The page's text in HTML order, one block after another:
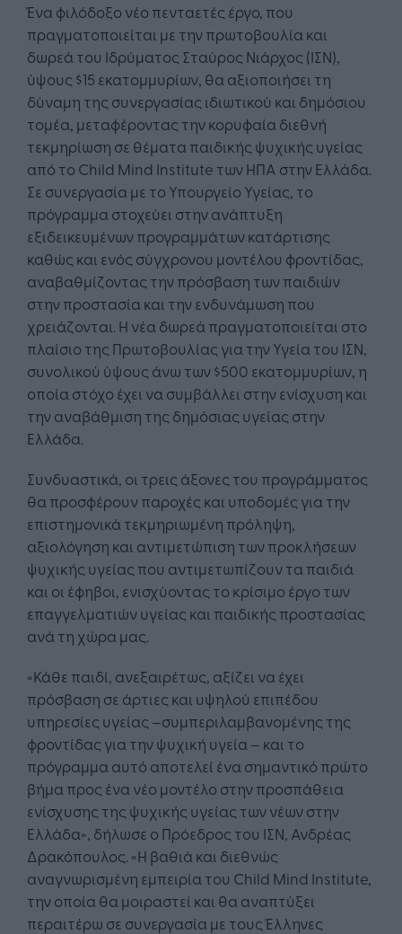
Ένα φιλόδοξο νέο πενταετές έργο, που
πραγματοποιείται με την πρωτοβουλία και
δωρεά του Ιδρύματος Σταύρος Νιάρχος (ΙΣΝ),
ύψους $15 εκατομμυρίων, θα αξιοποιήσει τη
δύναμη της συνεργασίας ιδιωτικού και δημόσιου
τομέα, μεταφέροντας την κορυφαία διεθνή
τεκμηρίωση σε θέματα παιδικής ψυχικής υγείας
από το Child Mind Institute των ΗΠΑ στην Ελλάδα.
Σε συνεργασία με το Υπουργείο Υγείας, το
πρόγραμμα στοχεύει στην ανάπτυξη
εξιδεικευμένων προγραμμάτων κατάρτισης
καθώς και ενός σύγχρονου μοντέλου φροντίδας,
αναβαθμίζοντας την πρόσβαση των παιδιών
στην προστασία και την ενδυνάμωση που
χρειάζονται. Η νέα δωρεά πραγματοποιείται στο
πλαίσιο της Πρωτοβουλίας για την Υγεία του ΙΣΝ,
συνολικού ύψους άνω των $500 εκατομμυρίων, η
οποία στόχο έχει να συμβάλλει στην ενίσχυση και
την αναβάθμιση της δημόσιας υγείας στην
Ελλάδα.
Συνδυαστικά, οι τρεις άξονες του προγράμματος
θα προσφέρουν παροχές και υποδομές για την
επιστημονικά τεκμηριωμένη πρόληψη,
αξιολόγηση και αντιμετώπιση των προκλήσεων
ψυχικής υγείας που αντιμετωπίζουν τα παιδιά
και οι έφηβοι, ενισχύοντας το κρίσιμο έργο των
επαγγελματιών υγείας και παιδικής προστασίας
ανά τη χώρα μας.
«Κάθε παιδί, ανεξαιρέτως, αξίζει να έχει
πρόσβαση σε άρτιες και υψηλού επιπέδου
υπηρεσίες υγείας –συμπεριλαμβανομένης της
φροντίδας για την ψυχική υγεία – και το
πρόγραμμα αυτό αποτελεί ένα σημαντικό πρώτο
βήμα προς ένα νέο μοντέλο στην προσπάθεια
ενίσχυσης της ψυχικής υγείας των νέων στην
Ελλάδα», δήλωσε ο Πρόεδρος του ΙΣΝ, Ανδρέας
Δρακόπουλος. «Η βαθιά και διεθνώς
αναγνωρισμένη εμπειρία του Child Mind Institute,
την οποία θα μοιραστεί και θα αναπτύξει
περαιτέρω σε συνεργασία με τους Έλληνες